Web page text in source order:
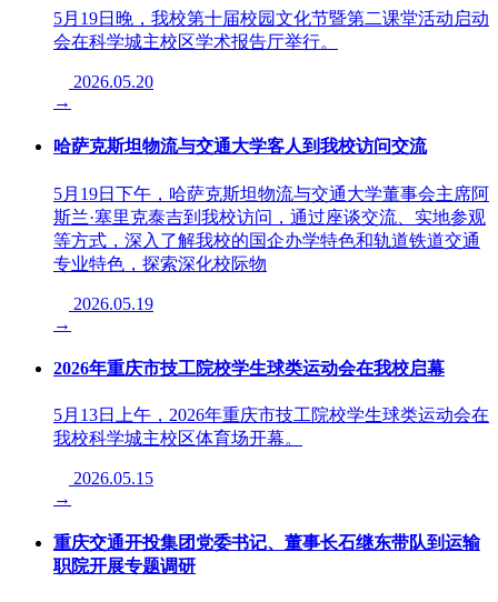
5月19日晚，我校第十届校园文化节暨第二课堂活动启动
会在科学城主校区学术报告厅举行。
2026.05.20
→
哈萨克斯坦物流与交通大学客人到我校访问交流
5月19日下午，哈萨克斯坦物流与交通大学董事会主席阿
斯兰·塞里克泰吉到我校访问，通过座谈交流、实地参观
等方式，深入了解我校的国企办学特色和轨道铁道交通
专业特色，探索深化校际物
2026.05.19
→
2026年重庆市技工院校学生球类运动会在我校启幕
5月13日上午，2026年重庆市技工院校学生球类运动会在
我校科学城主校区体育场开幕。
2026.05.15
→
重庆交通开投集团党委书记、董事长石继东带队到运输
职院开展专题调研